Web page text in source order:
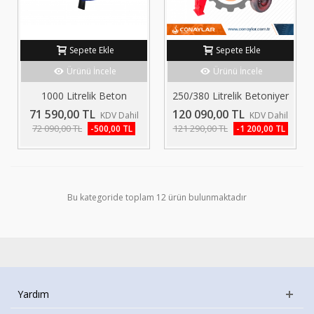
Sepete Ekle
Ürünü İncele
1000 Litrelik Beton
Kovası...
71 590,00 TL KDV Dahil
72 090,00 TL -500,00 TL
Sepete Ekle
Ürünü İncele
250/380 Litrelik Betoniyer
2.0HP...
120 090,00 TL KDV Dahil
121 290,00 TL -1 200,00 TL
Bu kategoride toplam 12 ürün bulunmaktadır
Yardım